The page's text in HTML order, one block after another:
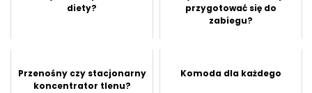
diety?
przygotować się do
zabiegu?
Przenośny czy stacjonarny
koncentrator tlenu?
Komoda dla każdego